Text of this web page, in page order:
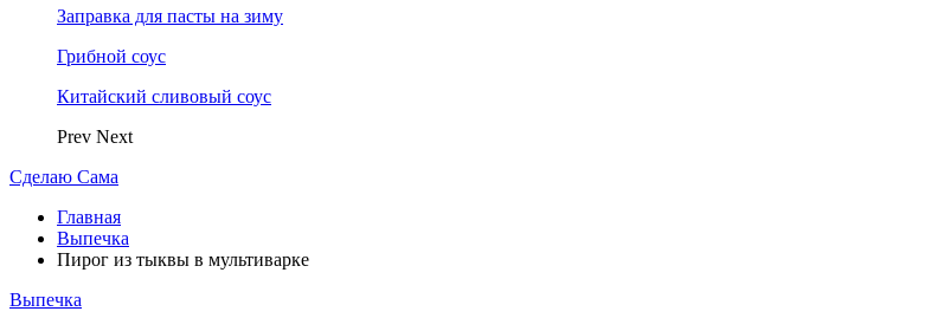
Заправка для пасты на зиму
Грибной соус
Китайский сливовый соус
Prev Next
Сделаю Сама
Главная
Выпечка
Пирог из тыквы в мультиварке
Выпечка